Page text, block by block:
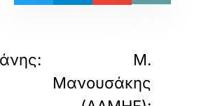
Μ.
Μανουσάκης